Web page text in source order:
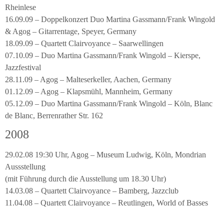
Rheinlese
16.09.09 – Doppelkonzert Duo Martina Gassmann/Frank Wingold
& Agog – Gitarrentage, Speyer, Germany
18.09.09 – Quartett Clairvoyance – Saarwellingen
07.10.09 – Duo Martina Gassmann/Frank Wingold – Kierspe,
Jazzfestival
28.11.09 – Agog – Malteserkeller, Aachen, Germany
01.12.09 – Agog – Klapsmühl, Mannheim, Germany
05.12.09 – Duo Martina Gassmann/Frank Wingold – Köln, Blanc
de Blanc, Berrenrather Str. 162
2008
29.02.08 19:30 Uhr, Agog – Museum Ludwig, Köln, Mondrian
Aussstellung
(mit Führung durch die Ausstellung um 18.30 Uhr)
14.03.08 – Quartett Clairvoyance – Bamberg, Jazzclub
11.04.08 – Quartett Clairvoyance – Reutlingen, World of Basses